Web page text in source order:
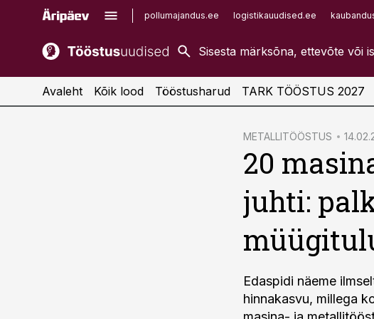
pollumajandus.ee logistikauudised.ee
kaubandus.ee
kinnisvarauudised.ee
imelineajalugu.ee
Avaleht Kõik lood Tööstusharud TARK TÖÖSTUS 2027
METALLITÖÖSTUS
20
juhti:
Edaspidi näeme
hinnakasvu, millega